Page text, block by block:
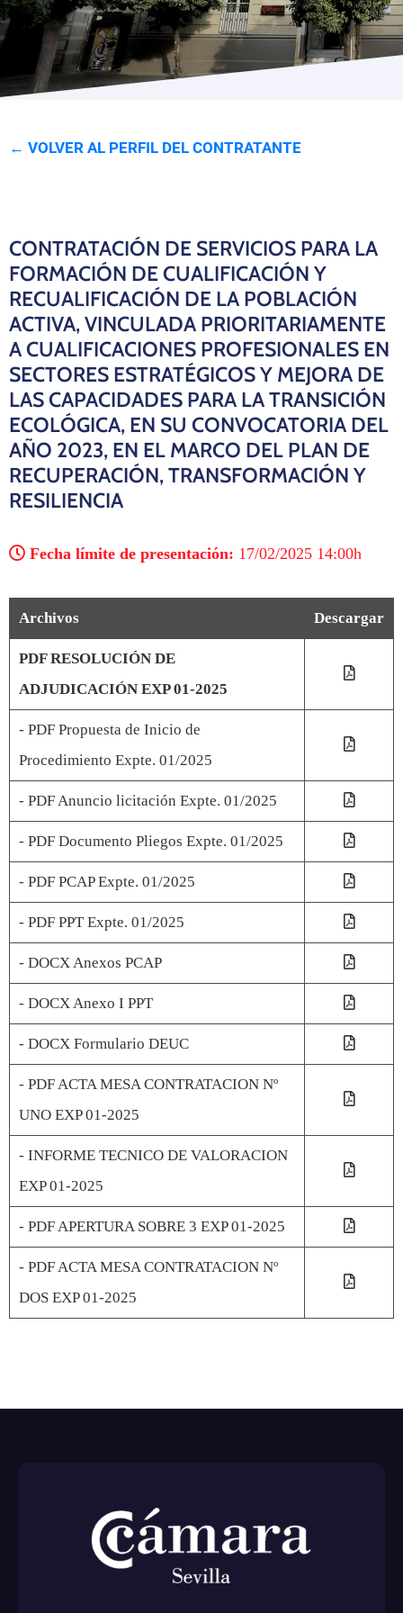
Programas
← VOLVER AL PERFIL DEL CONTRATANTE
CONTRATACIÓN DE SERVICIOS PARA LA
FORMACIÓN DE CUALIFICACIÓN Y
RECUALIFICACIÓN DE LA POBLACIÓN
ACTIVA, VINCULADA PRIORITARIAMENTE
A CUALIFICACIONES PROFESIONALES EN
SECTORES ESTRATÉGICOS Y MEJORA DE
LAS CAPACIDADES PARA LA TRANSICIÓN
ECOLÓGICA, EN SU CONVOCATORIA DEL
AÑO 2023, EN EL MARCO DEL PLAN DE
RECUPERACIÓN, TRANSFORMACIÓN Y
RESILIENCIA
Fecha límite de presentación: 17/02/2025 14:00h
Archivos Descargar
PDF RESOLUCIÓN DE
ADJUDICACIÓN EXP 01-2025
- PDF Propuesta de Inicio de
Procedimiento Expte. 01/2025
- PDF Anuncio licitación Expte. 01/2025
- PDF Documento Pliegos Expte. 01/2025
- PDF PCAP Expte. 01/2025
- PDF PPT Expte. 01/2025
- DOCX Anexos PCAP
- DOCX Anexo I PPT
- DOCX Formulario DEUC
- PDF ACTA MESA CONTRATACION Nº
UNO EXP 01-2025
- INFORME TECNICO DE VALORACION
EXP 01-2025
- PDF APERTURA SOBRE 3 EXP 01-2025
- PDF ACTA MESA CONTRATACION Nº
DOS EXP 01-2025